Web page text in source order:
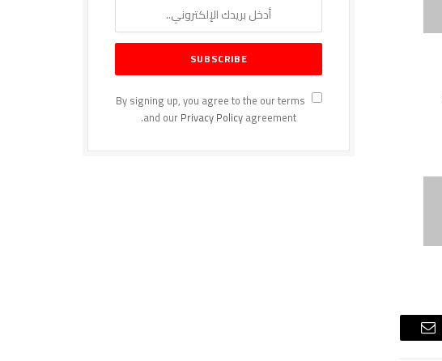
البريد
By signing up, you agree to the our terms
and ourPrivacy Policyagreement.